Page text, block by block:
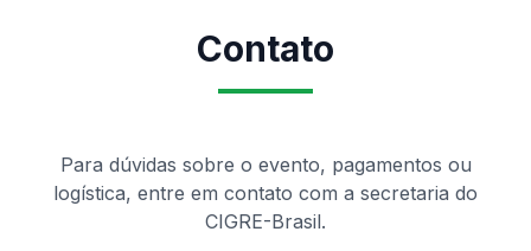
Contato
Para dúvidas sobre o evento, pagamentos ou
logística, entre em contato com a secretaria do
CIGRE-Brasil.